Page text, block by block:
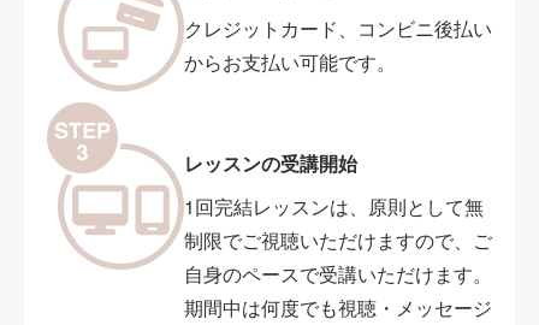
クレジットカード、コンビニ後払い
からお支払い可能です。
レッスンの受講開始
1回完結レッスンは、原則として無
制限でご視聴いただけますので、ご
自身のペースで受講いただけます。
期間中は何度でも視聴・メッセージ